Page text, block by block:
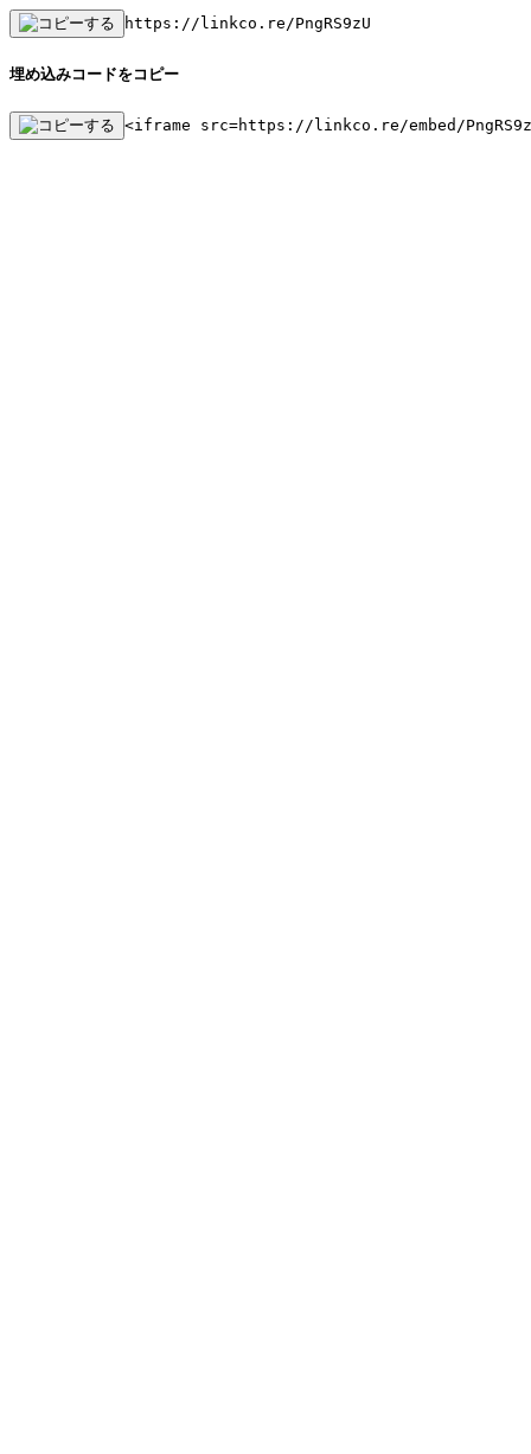
https://linkco.re/PngRS9zU
埋め込みコードをコピー
<iframe src=https://linkco.re/embed/